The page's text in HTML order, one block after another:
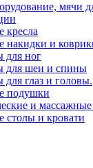
мячи
кресла
накидки и
для ног
для шеи и спины
глаз и головы.
подушки
и массажные
столы и кровати